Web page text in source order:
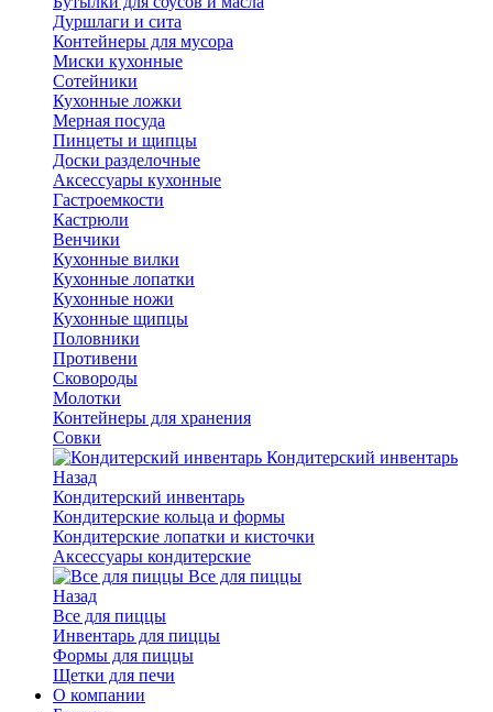
Дуршлаги и сита
Контейнеры для мусора
Миски кухонные
Сотейники
Кухонные ложки
Мерная посуда
Пинцеты и щипцы
Доски разделочные
Аксессуары кухонные
Гастроемкости
Кастрюли
Венчики
Кухонные вилки
Кухонные лопатки
Кухонные ножи
Кухонные щипцы
Половники
Противени
Сковороды
Молотки
Контейнеры для хранения
Совки
Кондитерский инвентарь
Назад
Кондитерский инвентарь
Кондитерские кольца и формы
Кондитерские лопатки и кисточки
Аксессуары кондитерские
Все для пиццы
Назад
Все для пиццы
Инвентарь для пиццы
Формы для пиццы
Щетки для печи
О компании